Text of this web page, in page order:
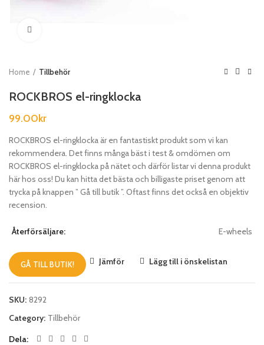
Home Tillbehör
ROCKBROS el-ringklocka
99.00kr
ROCKBROS el-ringklocka är en fantastiskt produkt som vi kan
rekommendera. Det finns många bäst i test & omdömen om
ROCKBROS el-ringklocka på nätet och därför listar vi denna produkt
här hos oss! Du kan hitta det bästa och billigaste priset genom att
trycka på knappen ” Gå till butik ”. Oftast finns det också en objektiv
recension.
Återförsäljare: E-wheels
GÅ TILL BUTIK! Jämför Lägg till i önskelistan
SKU: 8292
Category: Tillbehör
Dela